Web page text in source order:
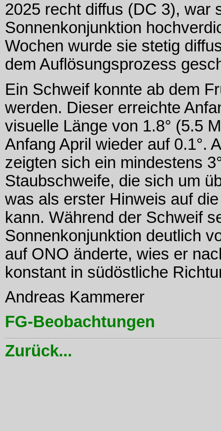
2025 recht diffus (DC 3), war
Sonnenkonjunktion
Wochen wurde sie stetig
dem Auflösungsprozess
Ein Schweif konnte ab dem
werden. Dieser erreichte
visuelle Länge von 1.8° (5.5
Anfang April wieder auf 0.1°.
zeigten sich ein mindestens
Staubschweife, die sich um
was als erster Hinweis auf
kann. Während der Schweif
Sonnenkonjunktion deutlich
auf ONO änderte, wies er
konstant in südöstliche
Andreas Kammerer
FG-Beobachtungen
Zurück...